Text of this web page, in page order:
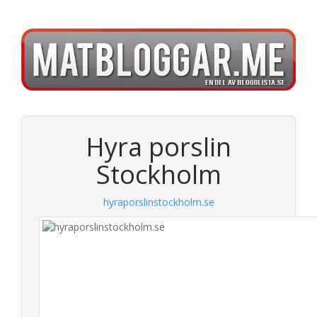
Hyra porslin
Stockholm
hyraporslinstockholm.se